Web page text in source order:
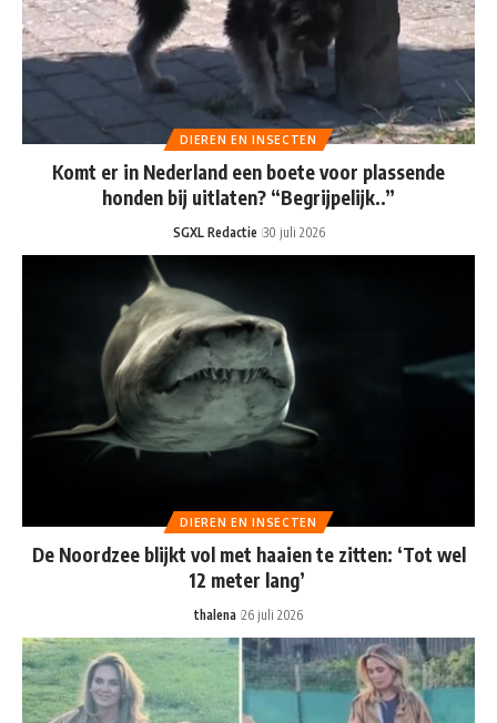
DIEREN EN INSECTEN
Komt er in Nederland een boete voor plassende
honden bij uitlaten? “Begrijpelijk..”
SGXL Redactie 30 juli 2026
DIEREN EN INSECTEN
De Noordzee blijkt vol met haaien te zitten: ‘Tot wel
12 meter lang’
thalena 26 juli 2026